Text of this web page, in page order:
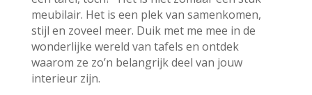
meubilair. Het is een plek van samenkomen,
stijl en zoveel meer. Duik met me mee in de
wonderlijke wereld van tafels en ontdek
waarom ze zo’n belangrijk deel van jouw
interieur zijn.